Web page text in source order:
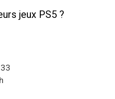
jeux PS5 ?